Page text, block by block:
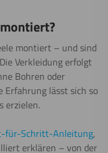
montiert – und sind
Verkleidung erfolgt
Bohren oder
Erfahrung lässt sich so
erzielen.
für-Schritt-Anleitung,
erklären – von der